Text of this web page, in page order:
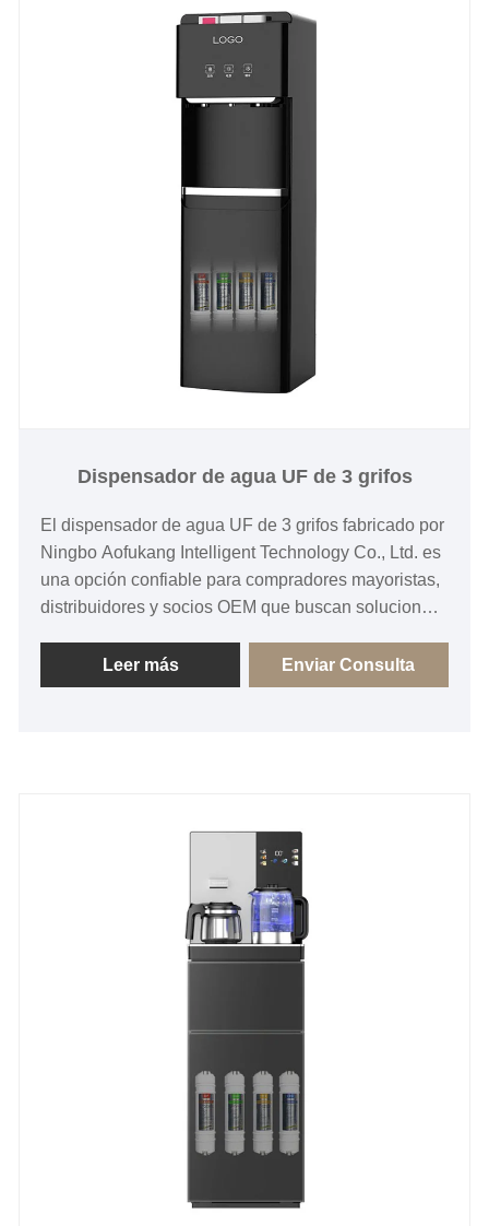
Dispensador de agua UF de 3 grifos
El dispensador de agua UF de 3 grifos fabricado por
Ningbo Aofukang Intelligent Technology Co., Ltd. es
una opción confiable para compradores mayoristas,
distribuidores y socios OEM que buscan soluciones
agua fría, tibia y caliente con tecnología de
purificación UF, este dispensador combina
agua personalizadas para los mercados globales.
Leer más Enviar Consulta